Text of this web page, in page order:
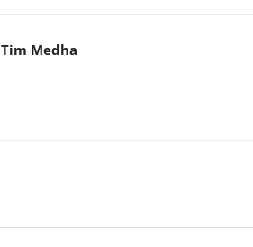
Tim Medha